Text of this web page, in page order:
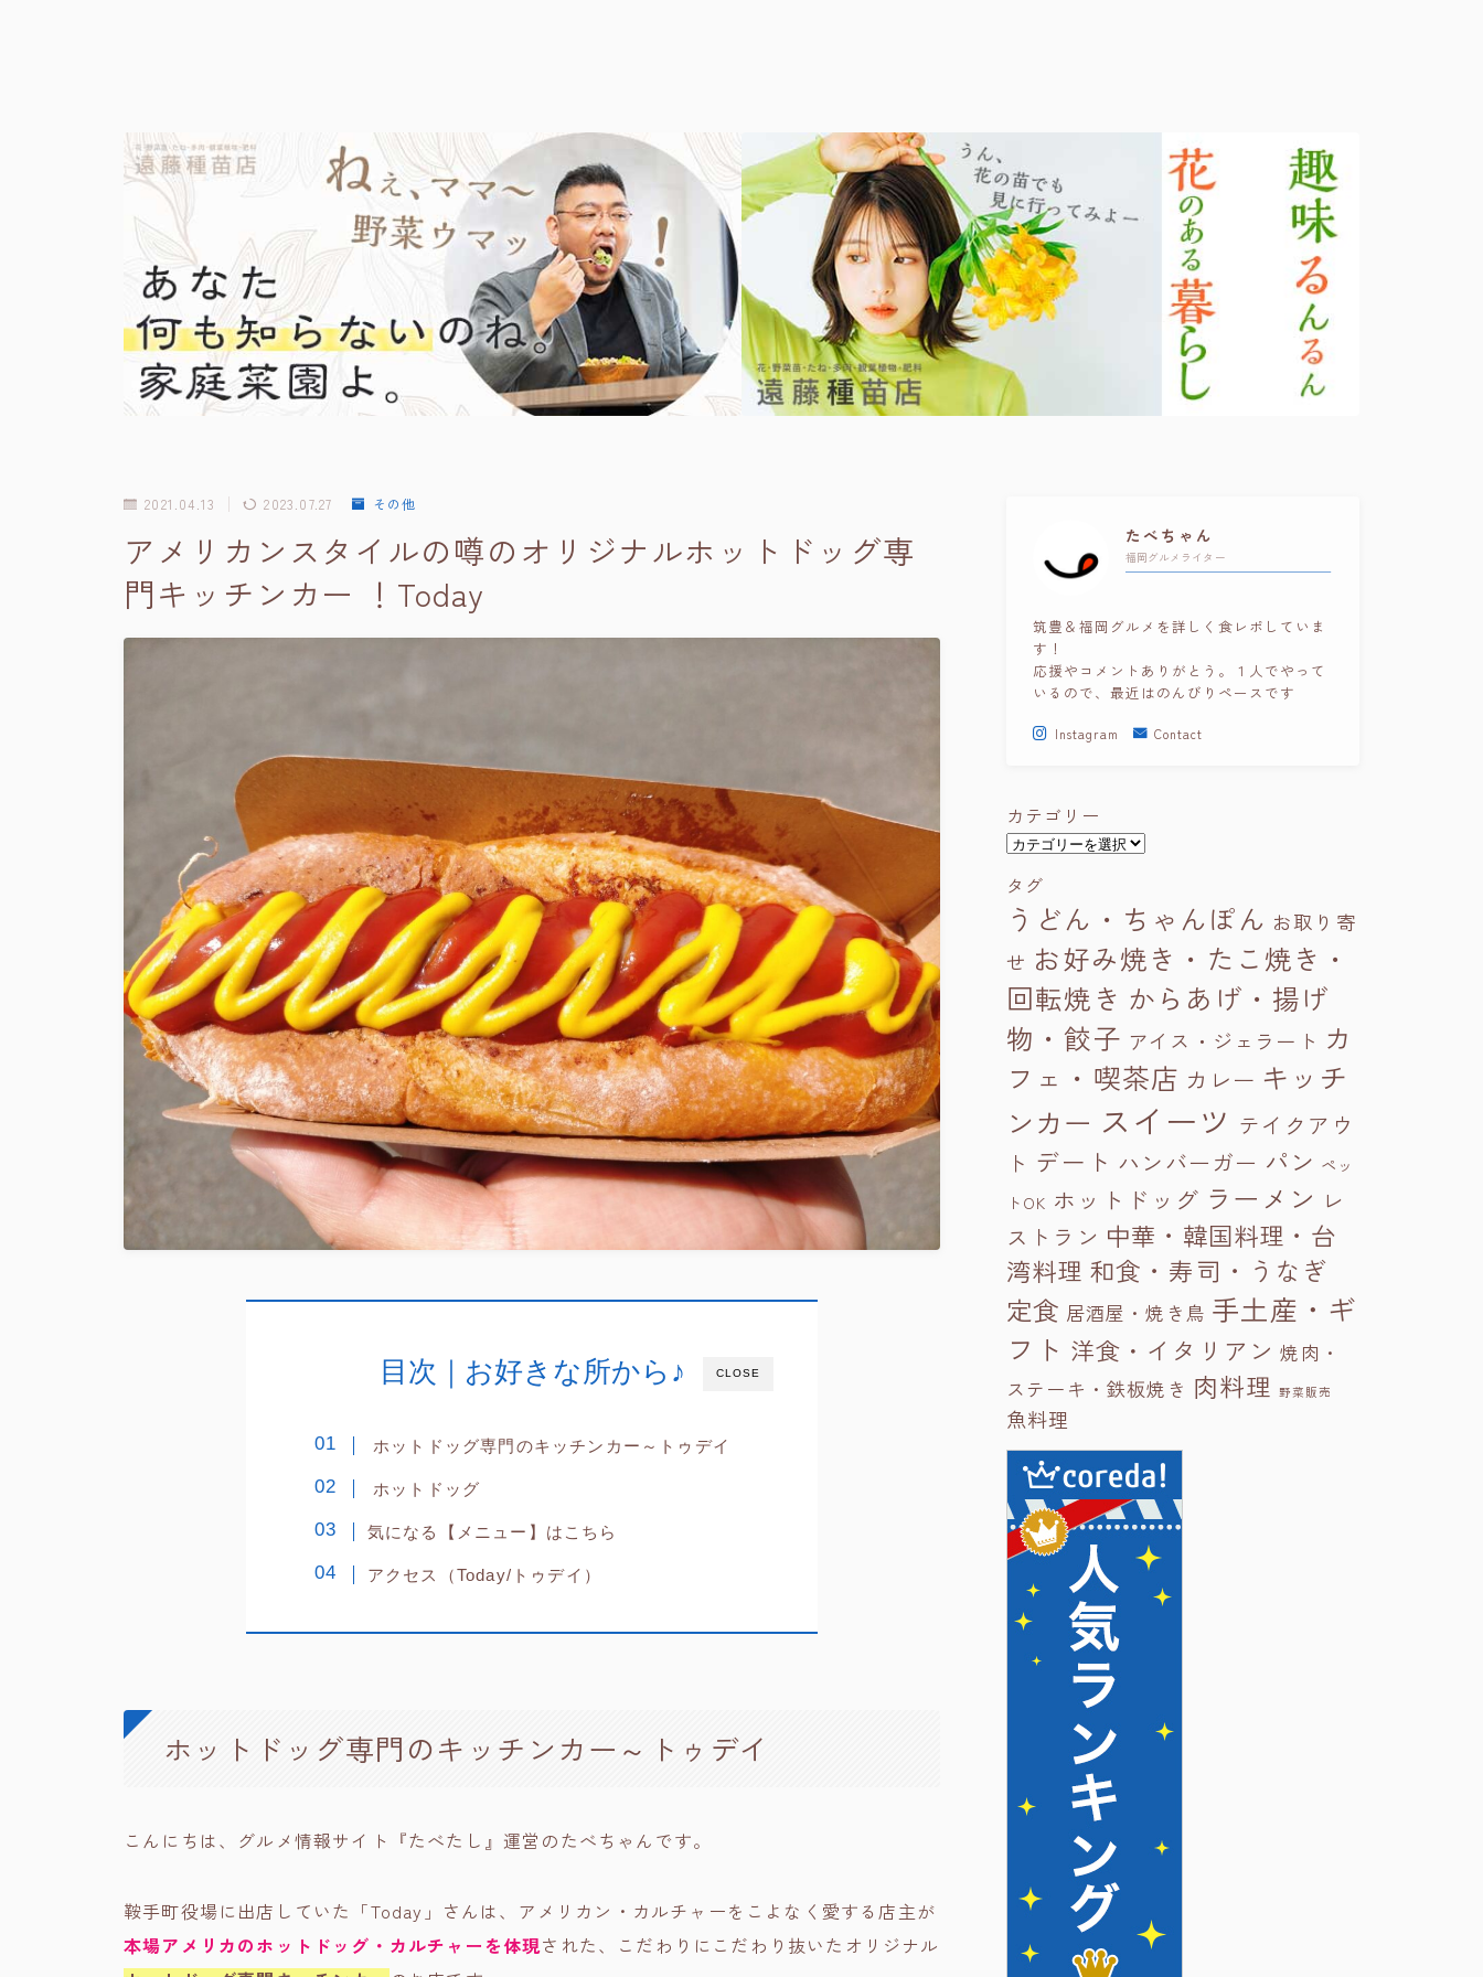
2021.04.13 2023.07.27 その他
アメリカンスタイルの噂のオリジナルホットドッグ専
門キッチンカー ！Today
CLOSE
目次｜お好きな所から♪
ホットドッグ専門のキッチンカー～トゥデイ
ホットドッグ
気になる【メニュー】はこちら
アクセス（Today/トゥデイ）
ホットドッグ専門のキッチンカー～トゥデイ
こんにちは、グルメ情報サイト『たべたし』運営のたべちゃんです。
鞍手町役場に出店していた「Today」さんは、アメリカン・カルチャーをこよなく愛する店主が
本場アメリカのホットドッグ・カルチャーを体現された、こだわりにこだわり抜いたオリジナル
たべちゃん
福岡グルメライター
筑豊＆福岡グルメを詳しく食レポしていま
す！
応援やコメントありがとう。１人でやって
いるので、最近はのんびりペースです
Instagram Contact
カテゴリー
カ
ゴ
リ
タグ
うどん・ちゃんぽん お取り寄
せ お好み焼き・たこ焼き・
回転焼き からあげ・揚げ
物・餃子 アイス・ジェラート カ
フェ・喫茶店 カレー キッチ
ンカー スイーツ テイクアウ
ト デート ハンバーガー パン ペッ
トOK ホットドッグ ラーメン レ
ストラン 中華・韓国料理・台
湾料理 和食・寿司・うなぎ
定食 居酒屋・焼き鳥 手土産・ギ
フト 洋食・イタリアン 焼肉・
ステーキ・鉄板焼き 肉料理 野菜販売
魚料理